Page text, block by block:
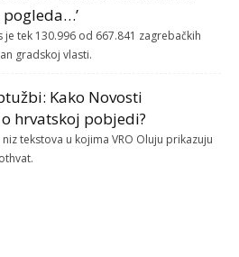
pogleda…’
tek 130.996 od 667.841 zagrebačkih
gradskoj vlasti.
Kako Novosti
hrvatskoj pobjedi?
tekstova u kojima VRO Oluju prikazuju